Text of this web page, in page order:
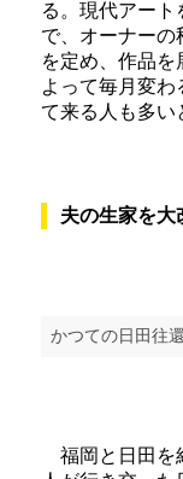
る。現代アート
で、オーナーの
を定め、作品を
よって毎月変わ
て来る人も多い
夫の生家を大
かつての日田往
福岡と日田を